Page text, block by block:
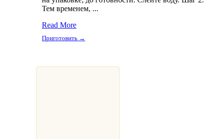
Тем временем, ...
Read More
Приготовить →